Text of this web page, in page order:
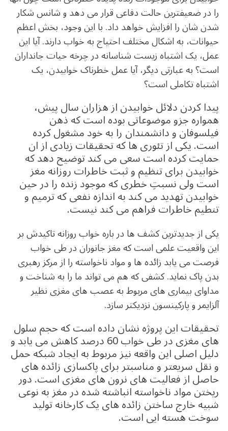
را در ضعیفترین حالت دفاعی قرار می دهد و شانس شکار
شدن شان را افزایش خواهد داد. با این وجود، بخش اعظم
حیوانات، به اشکال مختلف احتیاج به خواب دارند. آیا این
عمل، یک اشتباه زیست شناسانه در چرخه حیات جانداران
است؟ به عبارتی دیگر، آیا عمل خطرناک خوابیدن، یک
اشتباه تکاملی است؟
پیدا کردن دلائل خوابیدن از هزاران سال پیش،
همواره جزو موضوعاتی بوده است که ذهن
فیلسوفان و دانشمندان را به خود مشغول کرده
است. یکی از تئوری ها که تحقیقات زیادی از ان
حمایت کرده است سعی می کند توضیح دهد که
خوابیدن برای تنظیم و ثبت خاطرات روزانه مغز
است ولی نسبتِ خطری که موجود زنده را در حین
خوابیدن تهدید می کند به اندازه نفعی که ترمیم و
تنطیم خاطرات فراهم می کند نیست.
یکی از جدیدترین کشف ها در باره خواب روزانه تاکیدش بر
این واقعیت علمی است که مغز جانوران در طی خواب
فرصت می یابد زائده ها و مواد ناخواسته را از مرکز رهبری
بدن پاک نماید. کشفی که هم می تواند ما را به شناخت و
مداوای بیماری های مربوط به عصب های مغزی نظیر
آلزایمر و پارکینسون نزدیکتر سازد.
تحقیقات این پروژه نشان داده است که حجم سلول
های مغزی در طی خواب 60 درصد کاهش می یابد و
دلیل اصلی این واقعه نیز مربوط به ایجاد شبکه حمل
و نقل سریعتر و مناسبتر برای پاکسازی زائده های
حاصل از فعالیت های نرون های مغزی است. دور
ریختن مواد ناخواسته انباشته شده در مغز به نوعی
شبیه خارج ساختن زائده های یک کارخانه تولید
سوخت هسته ایی است.